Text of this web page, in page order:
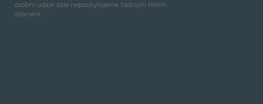
osobní údaje dále neposkytujeme žádným třetím
stranám.